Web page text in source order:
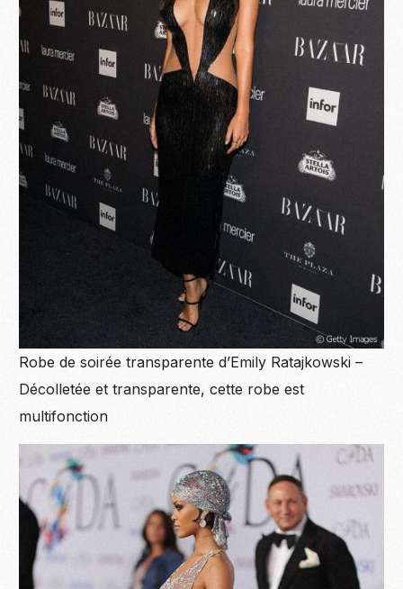
Robe de soirée transparente d’Emily Ratajkowski –
Décolletée et transparente, cette robe est
multifonction